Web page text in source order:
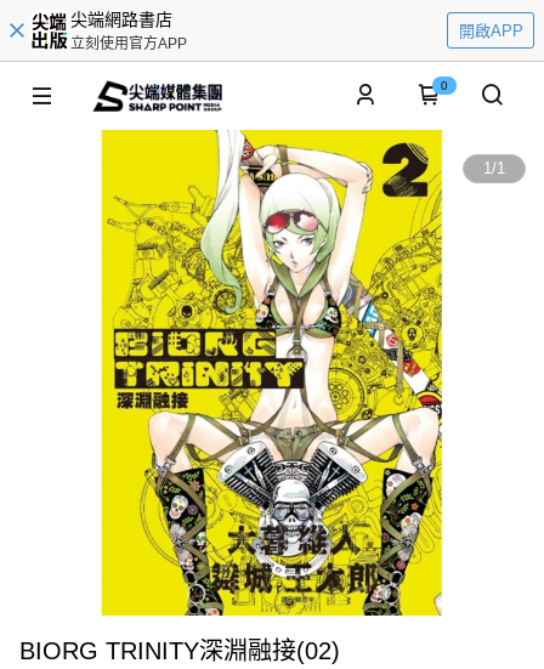
尖端網路書店
立刻使用官方APP
開啟APP
0
1/1
BIORG TRINITY深淵融接(02)